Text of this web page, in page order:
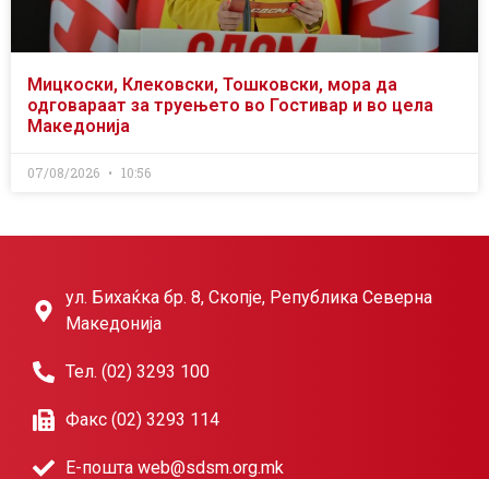
Мицкоски, Клековски, Тошковски, мора да
одговараат за труењето во Гостивар и во цела
Македонија
07/08/2026 10:56
ул. Бихаќка бр. 8, Скопје, Република Северна
Македонија
Тел. (02) 3293 100
Факс (02) 3293 114
Е-пошта web@sdsm.org.mk